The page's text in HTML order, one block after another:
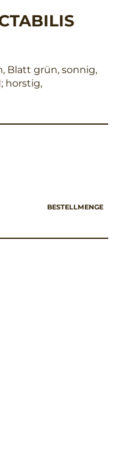
Blatt grün, sonnig,
horstig,
BESTELLMENGE